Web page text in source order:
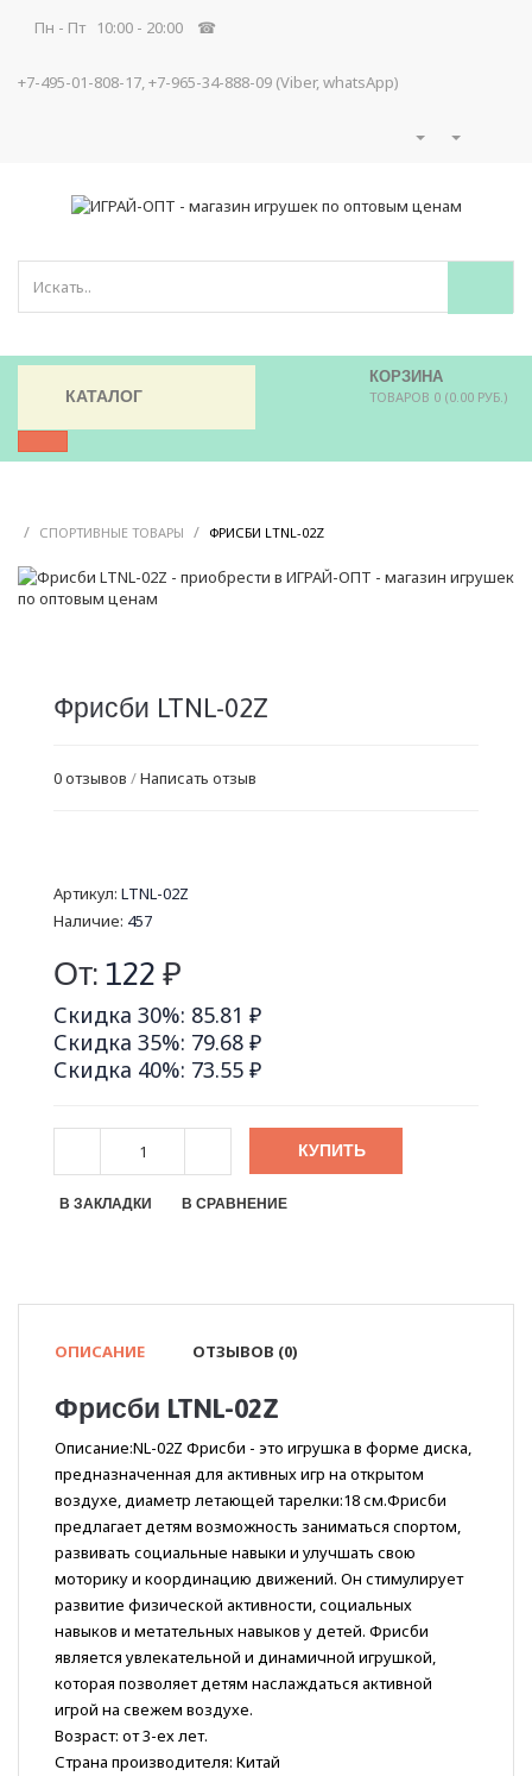
Пн - Пт 10:00 - 20:00 ☎
+7-495-01-808-17, +7-965-34-888-09 (Viber, whatsApp)
КОРЗИНА
ТОВАРОВ 0 (0.00 РУБ.)
КАТАЛОГ
/ СПОРТИВНЫЕ ТОВАРЫ / ФРИСБИ LTNL-02Z
Фрисби LTNL-02Z
0 отзывов /Написать отзыв
Артикул: LTNL-02Z
Наличие: 457
От: 122 ₽
Скидка 30%: 85.81 ₽
Скидка 35%: 79.68 ₽
Скидка 40%: 73.55 ₽
КУПИТЬ
В ЗАКЛАДКИ В СРАВНЕНИЕ
ОПИСАНИЕ ОТЗЫВОВ (0)
Фрисби LTNL-02Z
Описание:NL-02Z Фрисби - это игрушка в форме диска,
предназначенная для активных игр на открытом
воздухе, диаметр летающей тарелки:18 см.Фрисби
предлагает детям возможность заниматься спортом,
развивать социальные навыки и улучшать свою
моторику и координацию движений. Он стимулирует
развитие физической активности, социальных
навыков и метательных навыков у детей. Фрисби
является увлекательной и динамичной игрушкой,
которая позволяет детям наслаждаться активной
игрой на свежем воздухе.
Возраст: от 3-ех лет.
Страна производителя: Китай